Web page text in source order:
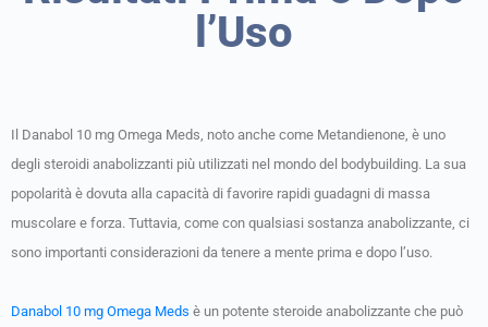
l’Uso
Il Danabol 10 mg Omega Meds, noto anche come Metandienone, è uno
degli steroidi anabolizzanti più utilizzati nel mondo del bodybuilding. La sua
popolarità è dovuta alla capacità di favorire rapidi guadagni di massa
muscolare e forza. Tuttavia, come con qualsiasi sostanza anabolizzante, ci
sono importanti considerazioni da tenere a mente prima e dopo l’uso.
Danabol 10 mg Omega Meds è un potente steroide anabolizzante che può